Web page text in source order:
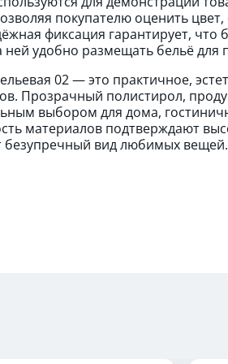
покупателю оценить
фиксация гарантирует,
ней удобно размещать бельё
02 — это практичное,
Прозрачный полистирол,
выбором для дома,
материалов подтверждают
безупречный вид любимых вещей.